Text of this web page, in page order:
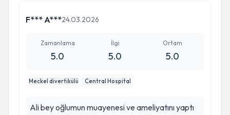
mesleki bilgisi hem de çocuklara yaklaşımıyla
başarılı geçti ve oğlumuz kısa sürede sağlığına
kavuştu. Emekleri, güler yüzü ve insanlığı için
kesişmiş. Böyle değerli hekimlerin varlığı biz
F*** A***24.03.2026
Zamanlama
5.0
İlgi
5.0
Ortam
5.0
Meckel divertikülü Central Hospital
Ali bey oğlumun muayenesi ve ameliyatını yaptı